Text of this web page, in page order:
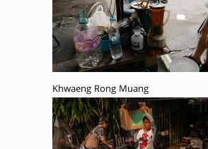
Khwaeng Rong Muang